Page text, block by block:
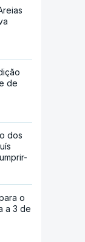
de
dos
o
a 3 de